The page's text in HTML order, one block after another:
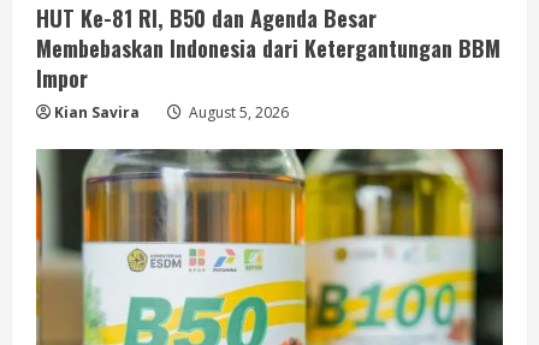
HUT Ke-81 RI, B50 dan Agenda Besar
Membebaskan Indonesia dari Ketergantungan BBM
Impor
Kian Savira August 5, 2026